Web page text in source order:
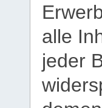
alle
jeder